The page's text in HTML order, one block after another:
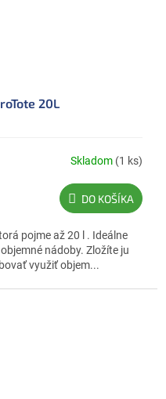
20L
Skladom (1 ks)
DO KOŠÍKA
pojme až 20 l . Ideálne
nádoby. Zložíte ju
využiť objem...